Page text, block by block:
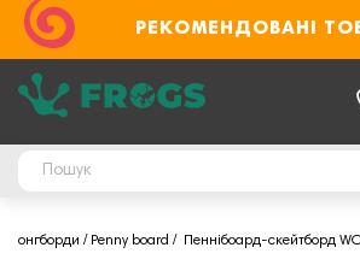
РЕКОМЕНДОВАНІ
лонгборди Penny board Пеннібоард-скейтборд